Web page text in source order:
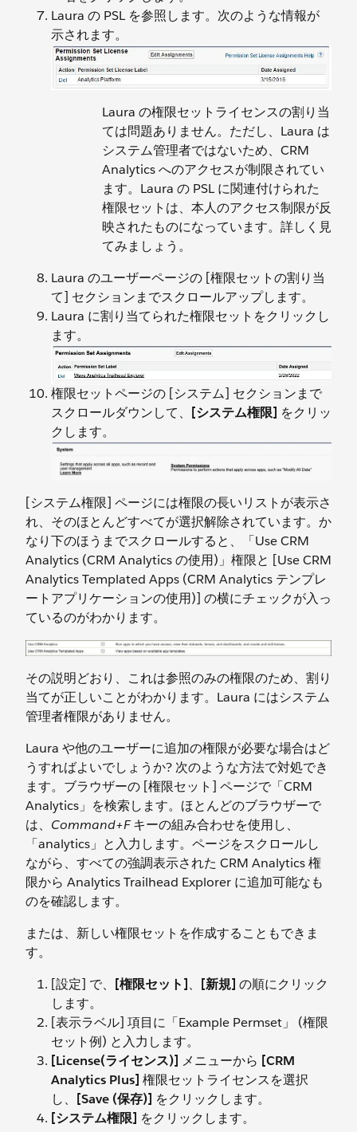
Laura の PSL を参照します。次のような情報が
示されます。
Laura の権限セットライセンスの割り当
ては問題ありません。ただし、Laura は
システム管理者ではないため、CRM
Analytics へのアクセスが制限されてい
ます。Laura の PSL に関連付けられた
権限セットは、本人のアクセス制限が反
映されたものになっています。詳しく見
てみましょう。
Laura のユーザーページの [権限セットの割り当
て] セクションまでスクロールアップします。
Laura に割り当てられた権限セットをクリックし
ます。
権限セットページの [システム] セクションまで
スクロールダウンして、
[システム権限] をクリッ
クします。
[システム権限] ページには権限の長いリストが表示さ
れ、そのほとんどすべてが選択解除されています。か
なり下のほうまでスクロールすると、「Use CRM
Analytics (CRM Analytics の使用)」権限と [Use CRM
Analytics Templated Apps (CRM Analytics テンプレ
ートアプリケーションの使用)] の横にチェックが入っ
ているのがわかります。
その説明どおり、これは参照のみの権限のため、割り
当てが正しいことがわかります。Laura にはシステム
管理者権限がありません。
Laura や他のユーザーに追加の権限が必要な場合はど
うすればよいでしょうか? 次のような方法で対処でき
ます。ブラウザーの [権限セット] ページで「CRM
Analytics」を検索します。ほとんどのブラウザーで
は、 Command+Fキーの組み合わせを使用し、
「analytics」と入力します。ページをスクロールし
ながら、すべての強調表示された CRM Analytics 権
限から Analytics Trailhead Explorer に追加可能なも
のを確認します。
または、新しい権限セットを作成することもできま
す。
[設定] で、
[権限セット] 、 [新規] の順にクリック
します。
[表示ラベル] 項目に「Example Permset」 (権限
セット例) と入力します。
[License(ライセンス)] メニューから [CRM
Analytics Plus] 権限セットライセンスを選択
し、
[Save (保存)] をクリックします。
[システム権限] をクリックします。